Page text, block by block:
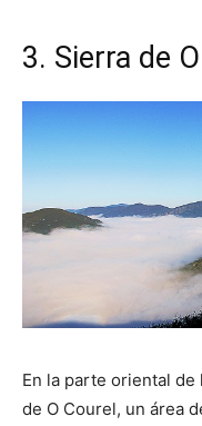
3. Sierra de
En la parte oriental de
de O Courel, un área